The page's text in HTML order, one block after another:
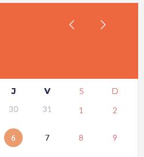
J V S D
30 31 1 2
6 7 8 9